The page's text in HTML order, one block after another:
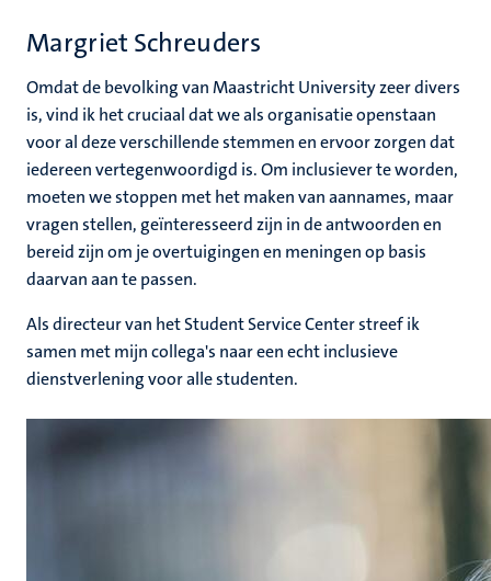
Margriet Schreuders
Omdat de bevolking van Maastricht University zeer divers
is, vind ik het cruciaal dat we als organisatie openstaan
voor al deze verschillende stemmen en ervoor zorgen dat
iedereen vertegenwoordigd is. Om inclusiever te worden,
moeten we stoppen met het maken van aannames, maar
vragen stellen, geïnteresseerd zijn in de antwoorden en
bereid zijn om je overtuigingen en meningen op basis
daarvan aan te passen.
Als directeur van het Student Service Center streef ik
samen met mijn collega's naar een echt inclusieve
dienstverlening voor alle studenten.